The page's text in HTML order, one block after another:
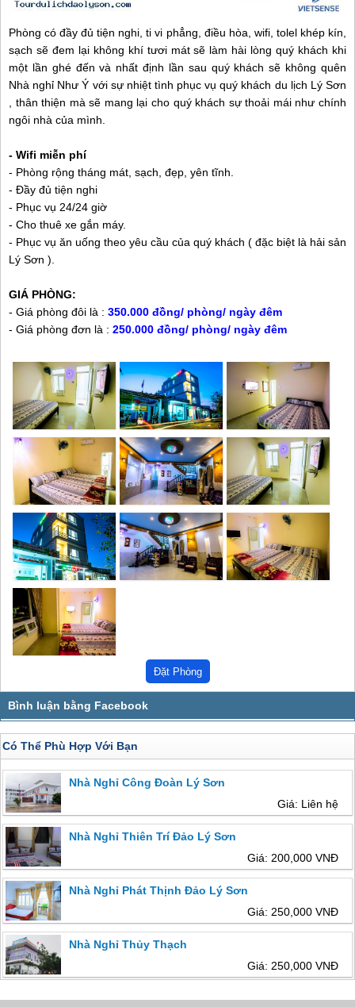
Phòng có đầy đủ tiện nghi, ti vi phẳng, điều hòa, wifi, tolel khép kín,
sạch sẽ đem lại không khí tươi mát sẽ làm hài lòng quý khách khi
một lần ghé đến và nhất định lần sau quý khách sẽ không quên
Nhà nghỉ Như Ý với sự nhiệt tình phục vụ quý khách du lịch Lý Sơn
, thân thiện mà sẽ mang lại cho quý khách sự thoải mái như chính
ngôi nhà của mình.
- Wifi miễn phí
- Phòng rộng tháng mát, sạch, đẹp, yên tĩnh.
- Đầy đủ tiện nghi
- Phục vụ 24/24 giờ
- Cho thuê xe gắn máy.
- Phục vụ ăn uống theo yêu cầu của quý khách ( đặc biệt là hải sản
Lý Sơn ).
GIÁ PHÒNG:
- Giá phòng đôi là : 350.000 đồng/ phòng/ ngày đêm
- Giá phòng đơn là : 250.000 đồng/ phòng/ ngày đêm
Có Thể Phù Hợp Với Bạn
Nhà Nghỉ Công Đoàn Lý Sơn
Giá: Liên hệ
Nhà Nghỉ Thiên Trí Đảo Lý Sơn
Giá: 200,000 VNĐ
Nhà Nghỉ Phát Thịnh Đảo Lý Sơn
Giá: 250,000 VNĐ
Nhà Nghỉ Thủy Thạch
Giá: 250,000 VNĐ